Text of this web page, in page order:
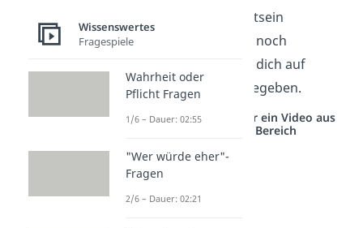
dein Selbstbewusstsein
schwächen und es noch
schwerer machen, dich auf
Partnersuche zu begeben.
Studyflix vernetzt: Hier ein Video aus
einem anderen Bereich
Wissenswertes
Fragespiele
Wahrheit oder
Pflicht Fragen
1/6 – Dauer: 02:55
"Wer würde eher"-
Fragen
2/6 – Dauer: 02:21